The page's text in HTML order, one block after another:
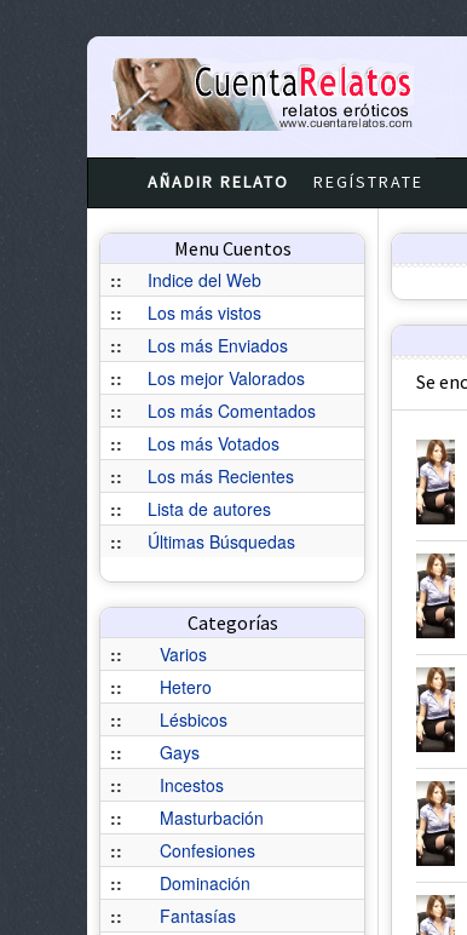
AÑADIR RELATO REGÍSTRATE
Menu Cuentos
::
Indice del Web
::
Los más vistos
::
Los más Enviados
::
Los mejor Valorados
::
Los más Comentados
::
Los más Votados
::
Los más Recientes
::
Lista de autores
::
Últimas Búsquedas
Categorías
::
Varios
::
Hetero
::
Lésbicos
::
Gays
::
Incestos
::
Masturbación
::
Confesiones
::
Dominación
::
Fantasías
Se